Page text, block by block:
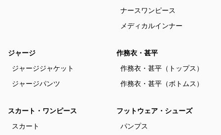
ナースワンピース
メディカルインナー
ジャージ
ジャージジャケット
ジャージパンツ
作務衣・甚平
作務衣・甚平（トップス）
作務衣・甚平（ボトムス）
スカート・ワンピース
スカート
フットウェア・シューズ
パンプス